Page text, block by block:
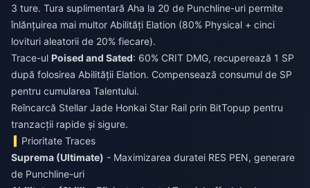
3 ture. Tura suplimentară Aha la 20 de Punchline-uri permite
înlănțuirea mai multor Abilități Elation (80% Physical + cinci
lovituri aleatorii de 20% fiecare).
Trace-ul Poised and Sated: 60% CRIT DMG, recuperează 1 SP
după folosirea Abilității Elation. Compensează consumul de SP
pentru cumularea Talentului.
Reîncarcă Stellar Jade Honkai Star Rail prin BitTopup pentru
tranzacții rapide și sigure.
Prioritate Traces
Suprema (Ultimate) - Maximizarea duratei RES PEN, generare
de Punchline-uri